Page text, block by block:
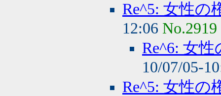
Re^5: 女性の
12:06 No.2919
Re^6: 女
10/07/05-
Re^5: 女性の